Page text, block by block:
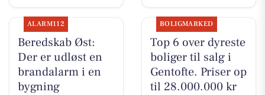
ALARM112
Beredskab Øst:
Der er udløst en
brandalarm i en
bygning
BOLIGMARKED
Top 6 over dyreste
boliger til salg i
Gentofte. Priser op
til 28.000.000 kr